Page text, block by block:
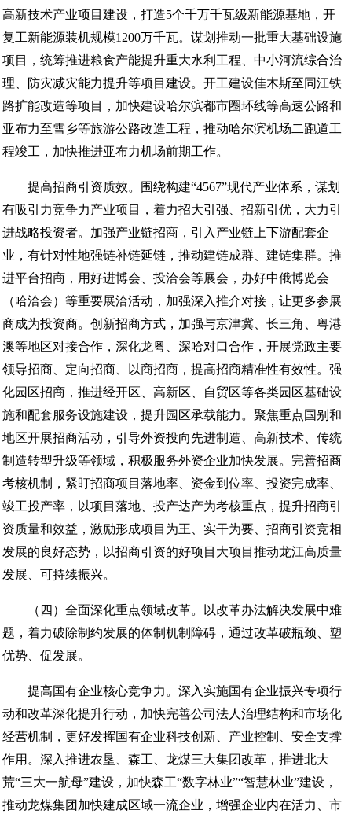
高新技术产业项目建设，打造5个千万千瓦级新能源基地，开
复工新能源装机规模1200万千瓦。谋划推动一批重大基础设施
项目，统筹推进粮食产能提升重大水利工程、中小河流综合治
理、防灾减灾能力提升等项目建设。开工建设佳木斯至同江铁
路扩能改造等项目，加快建设哈尔滨都市圈环线等高速公路和
亚布力至雪乡等旅游公路改造工程，推动哈尔滨机场二跑道工
程竣工，加快推进亚布力机场前期工作。
提高招商引资质效。围绕构建“4567”现代产业体系，谋划
有吸引力竞争力产业项目，着力招大引强、招新引优，大力引
进战略投资者。加强产业链招商，引入产业链上下游配套企
业，有针对性地强链补链延链，推动建链成群、建链集群。推
进平台招商，用好进博会、投洽会等展会，办好中俄博览会
（哈洽会）等重要展洽活动，加强深入推介对接，让更多参展
商成为投资商。创新招商方式，加强与京津冀、长三角、粤港
澳等地区对接合作，深化龙粤、深哈对口合作，开展党政主要
领导招商、定向招商、以商招商，提高招商精准性有效性。强
化园区招商，推进经开区、高新区、自贸区等各类园区基础设
施和配套服务设施建设，提升园区承载能力。聚焦重点国别和
地区开展招商活动，引导外资投向先进制造、高新技术、传统
制造转型升级等领域，积极服务外资企业加快发展。完善招商
考核机制，紧盯招商项目落地率、资金到位率、投资完成率、
竣工投产率，以项目落地、投产达产为考核重点，提升招商引
资质量和效益，激励形成项目为王、实干为要、招商引资竞相
发展的良好态势，以招商引资的好项目大项目推动龙江高质量
发展、可持续振兴。
（四）全面深化重点领域改革。以改革办法解决发展中难
题，着力破除制约发展的体制机制障碍，通过改革破瓶颈、塑
优势、促发展。
提高国有企业核心竞争力。深入实施国有企业振兴专项行
动和改革深化提升行动，加快完善公司法人治理结构和市场化
经营机制，更好发挥国有企业科技创新、产业控制、安全支撑
作用。深入推进农垦、森工、龙煤三大集团改革，推进北大
荒“三大一航母”建设，加快森工“数字林业”“智慧林业”建设，
推动龙煤集团加快建成区域一流企业，增强企业内在活力、市